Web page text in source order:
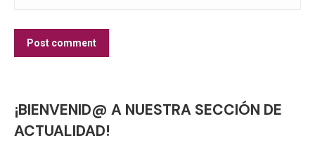
Post comment
¡BIENVENID@ A NUESTRA SECCIÓN DE
ACTUALIDAD!